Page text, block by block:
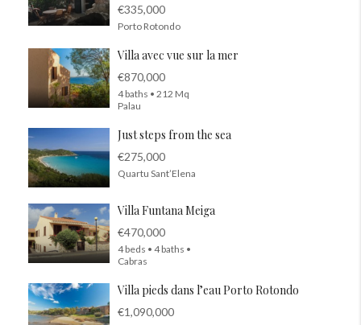
€335,000
Porto Rotondo
Villa avec vue sur la mer
€870,000
4 baths • 212 Mq
Palau
Just steps from the sea
€275,000
Quartu Sant’Elena
Villa Funtana Meiga
€470,000
4 beds • 4 baths •
Cabras
Villa pieds dans l’eau Porto Rotondo
€1,090,000